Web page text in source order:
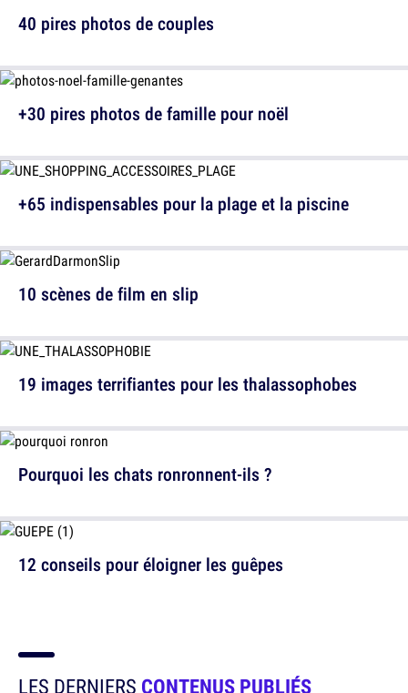
40 pires photos de couples
+65 indispensables pour la plage et la piscine
19 images terrifiantes pour les thalassophobes
12 conseils pour éloigner les guêpes
+30 pires photos de famille pour noël
10 scènes de film en slip
Pourquoi les chats ronronnent-ils ?
LES DERNIERS CONTENUS PUBLIÉS